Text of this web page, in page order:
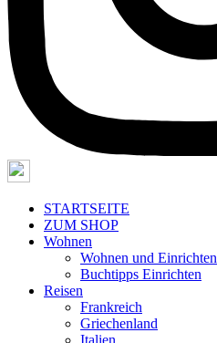
STARTSEITE
ZUM SHOP
Wohnen
Wohnen und Einrichten
Buchtipps Einrichten
Reisen
Frankreich
Griechenland
Italien